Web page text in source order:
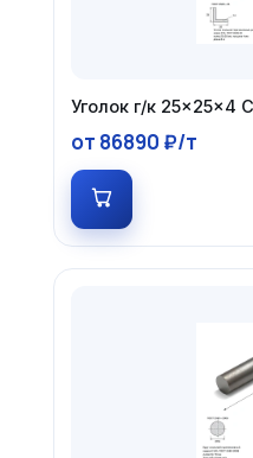
Уголок г/к 25×25×4
от 86890 ₽/т